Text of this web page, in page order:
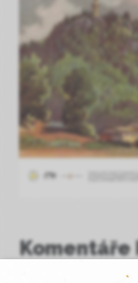
Komentáře